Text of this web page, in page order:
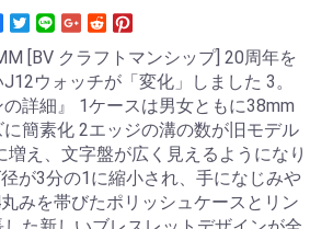
[BV クラフトマンシップ] 20周年を
ウォッチが「変化」しました 3。
の詳細』 1ケースは男女ともに38mm
簡素化 2エッジの溝の数が旧モデル
増え、文字盤が広く見えるようになり
が3分の1に縮小され、手になじみや
みを帯びたポリッシュケースとリン